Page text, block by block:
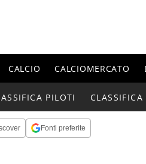
CALCIO CALCIOMERCATO
PILOTI
Fonti preferite